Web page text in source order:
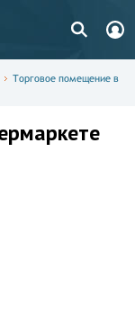
Торговое помещение в